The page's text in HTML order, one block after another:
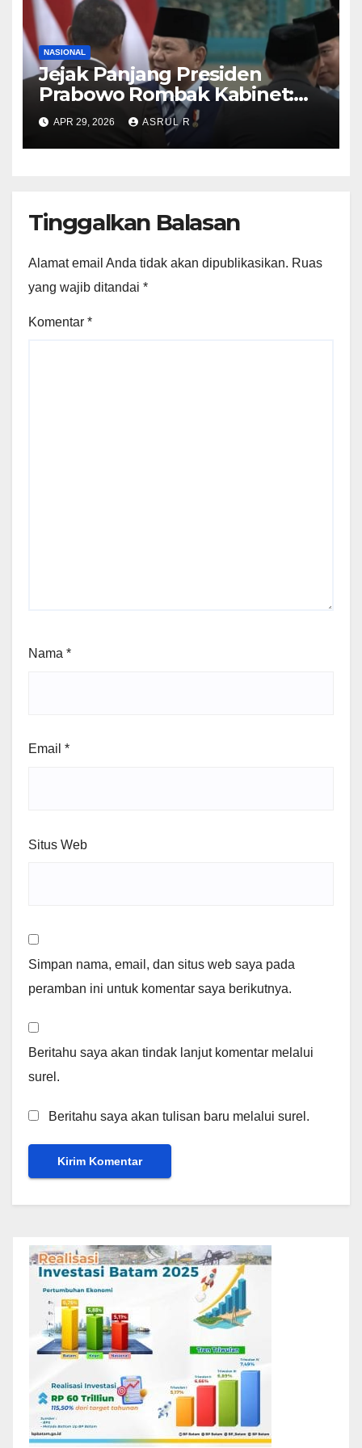
NASIONAL
Jejak Panjang Presiden
Prabowo Rombak Kabinet:
Ganti Mendikti Saintek
sampai Geser Menteri
Lingkungan Hidup
APR 29, 2026 ASRUL R
Tinggalkan Balasan
Alamat email Anda tidak akan dipublikasikan. Ruas
yang wajib ditandai *
Komentar *
Nama *
Email *
Situs Web
Simpan nama, email, dan situs web saya pada
peramban ini untuk komentar saya berikutnya.
Beritahu saya akan tindak lanjut komentar melalui
surel.
Beritahu saya akan tulisan baru melalui surel.